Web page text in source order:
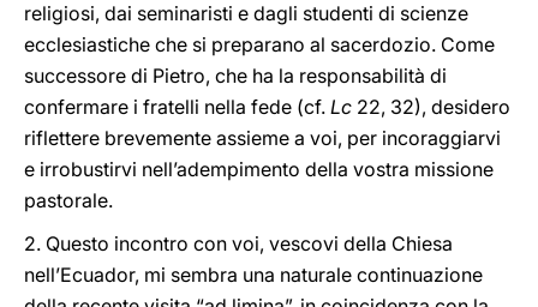
religiosi, dai seminaristi e dagli studenti di scienze
ecclesiastiche che si preparano al sacerdozio. Come
successore di Pietro, che ha la responsabilità di
confermare i fratelli nella fede (cf. Lc 22, 32), desidero
riflettere brevemente assieme a voi, per incoraggiarvi
e irrobustirvi nell’adempimento della vostra missione
pastorale.
2. Questo incontro con voi, vescovi della Chiesa
nell’Ecuador, mi sembra una naturale continuazione